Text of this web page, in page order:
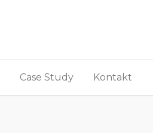
Case Study Kontakt